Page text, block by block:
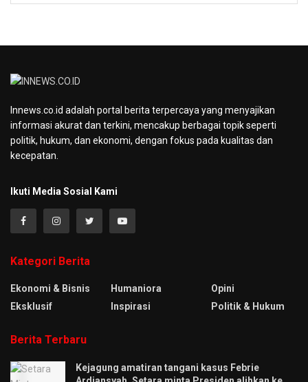
Innews.co.id adalah portal berita terpercaya yang menyajikan
informasi akurat dan terkini, mencakup berbagai topik seperti
politik, hukum, dan ekonomi, dengan fokus pada kualitas dan
kecepatan.
Ikuti Media Sosial Kami
Kategori Berita
Ekonomi & Bisnis
Eksklusif
Humaniora
Inspirasi
Opini
Politik & Hukum
Berita Terbaru
Kejagung amatiran tangani kasus Febrie